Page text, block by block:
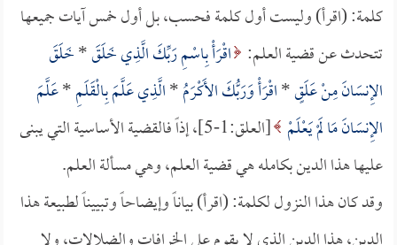
كلمة: (اقرأ) وليست أول كلمة فحسب، بل أول خمس آيات جميعها
تتحدث عن قضية العلم: اقْرَأْ بِاسْمِ رَبِّكَ الَّذِي خَلَقَ*خَلَقَ
الإِنسَانَ مِنْ عَلَقٍ*اقْرَأْ وَرَبُّكَ الأَكْرَمُ*الَّذِي عَلَّمَ بِالْقَلَمِ*عَلَّمَ
الإِنسَانَ مَا لَمْ يَعْلَمْ
[العلق:1-5]، إذاً فالقضية الأساسية التي يبنى
عليها هذا الدين بكامله هي قضية العلم، وهي مسألة العلم.
وقد كان هذا النزول لكلمة: (اقرأ) بياناً وإيضاحاً وتبييناً لطبيعة هذا